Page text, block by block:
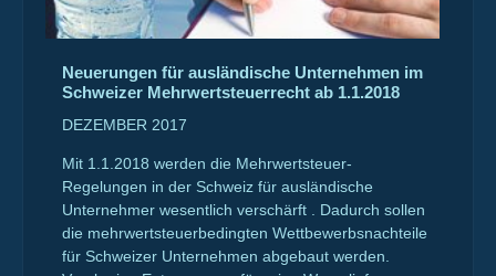
Neuerungen für ausländische Unternehmen im
Schweizer Mehrwertsteuerrecht ab 1.1.2018
DEZEMBER 2017
Mit 1.1.2018 werden die Mehrwertsteuer-
Regelungen in der Schweiz für ausländische
Unternehmer wesentlich verschärft . Dadurch sollen
die mehrwertsteuerbedingten Wettbewerbsnachteile
für Schweizer Unternehmen abgebaut werden.